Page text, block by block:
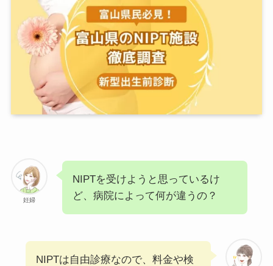
妊婦
NIPTを受けようと思っているけ
ど、病院によって何が違うの？
NIPTは自由診療なので、料金や検